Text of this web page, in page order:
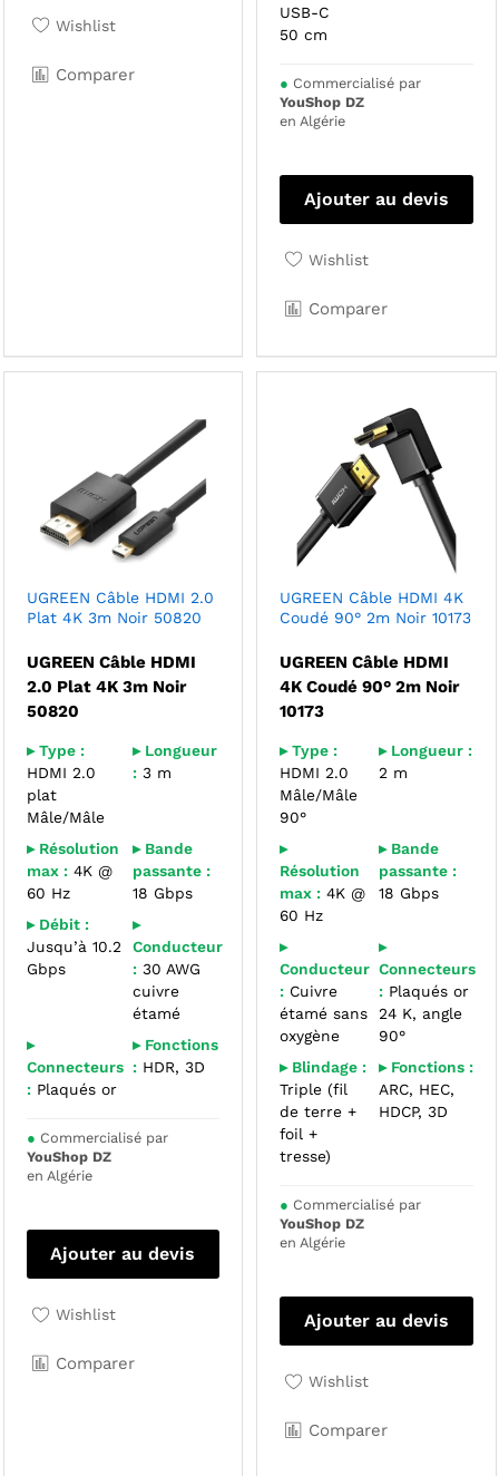
Wishlist
Comparer
USB-C
50 cm
● Commercialisé par
YouShop DZ
en Algérie
Ajouter au devis
Wishlist
Comparer
UGREEN Câble HDMI 2.0
Plat 4K 3m Noir 50820
UGREEN Câble HDMI
2.0 Plat 4K 3m Noir
50820
▸ Type :
HDMI 2.0
plat
Mâle/Mâle
▸ Longueur
:3 m
▸ Résolution
max :4K @
60 Hz
▸ Bande
passante :
18 Gbps
▸ Débit :
Jusqu’à 10.2
Gbps
▸
Conducteur
:30 AWG
cuivre
étamé
▸
Connecteurs
:Plaqués or
▸ Fonctions
:HDR, 3D
● Commercialisé par
YouShop DZ
en Algérie
Ajouter au devis
Wishlist
Comparer
UGREEN Câble HDMI 4K
Coudé 90° 2m Noir 10173
UGREEN Câble HDMI
4K Coudé 90° 2m Noir
10173
▸ Type :
HDMI 2.0
Mâle/Mâle
90°
▸ Longueur :
2 m
▸
Résolution
max : 4K @
60 Hz
▸ Bande
passante :
18 Gbps
▸
Conducteur
: Cuivre
étamé sans
oxygène
▸
Connecteurs
: Plaqués or
24 K, angle
90°
▸ Blindage :
Triple (fil
de terre +
foil +
tresse)
▸ Fonctions :
ARC, HEC,
HDCP, 3D
● Commercialisé par
YouShop DZ
en Algérie
Ajouter au devis
Wishlist
Comparer